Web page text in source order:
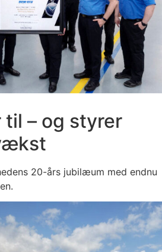
– og styrer
20-års jubilæum med endnu